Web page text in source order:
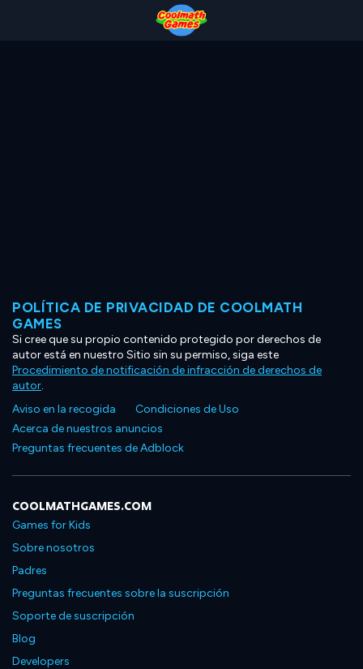
POLÍTICA DE PRIVACIDAD DE COOLMATH
GAMES
Si cree que su propio contenido protegido por derechos de
autor está en nuestro Sitio sin su permiso, siga este
Procedimiento de notificación de infracción de derechos de
autor.
Aviso en la recogida
Condiciones de Uso
Acerca de nuestros anuncios
Preguntas frecuentes de Adblock
COOLMATHGAMES.COM
Games for Kids
Sobre nosotros
Padres
Preguntas frecuentes sobre la suscripción
Soporte de suscripción
Blog
Developers